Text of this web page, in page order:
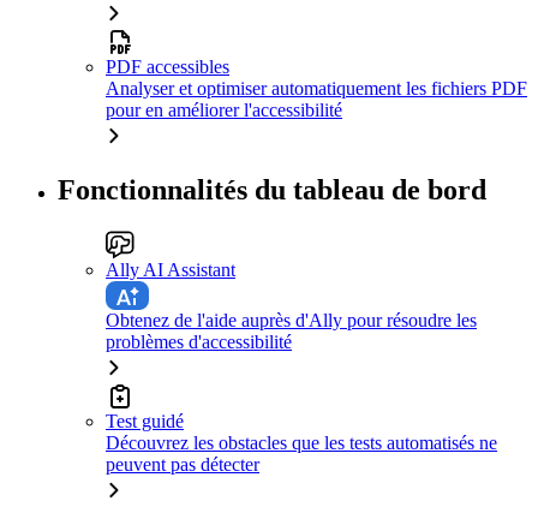
PDF accessibles
Analyser et optimiser automatiquement les fichiers PDF
pour en améliorer l'accessibilité
Fonctionnalités du tableau de bord
Ally AI Assistant
Obtenez de l'aide auprès d'Ally pour résoudre les
problèmes d'accessibilité
Test guidé
Découvrez les obstacles que les tests automatisés ne
peuvent pas détecter